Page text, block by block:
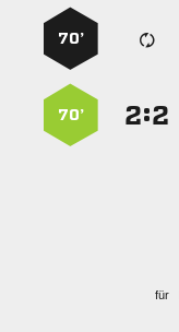
70’
:
70’
für